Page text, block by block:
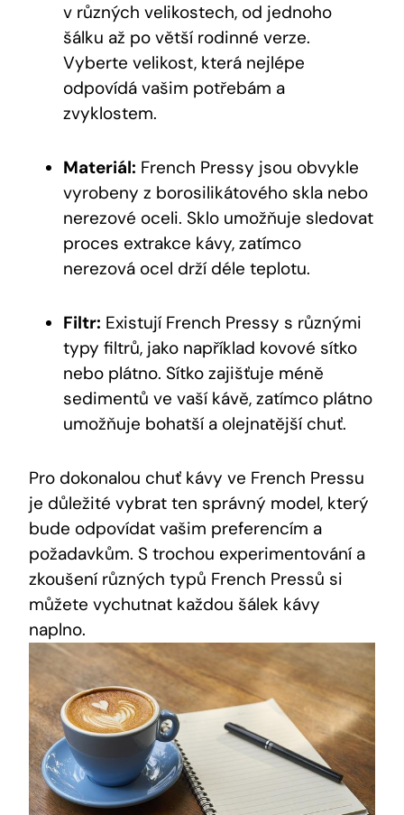
v různých velikostech, od jednoho
šálku až po větší rodinné verze.
Vyberte velikost, která nejlépe
odpovídá vašim potřebám a
zvyklostem.
Materiál: French Pressy jsou obvykle
vyrobeny z borosilikátového skla nebo
nerezové oceli. Sklo umožňuje sledovat
proces extrakce kávy, zatímco
nerezová ocel drží déle teplotu.
Filtr: Existují French Pressy s různými
typy filtrů, jako například kovové sítko
nebo plátno. Sítko zajišťuje méně
sedimentů ve vaší kávě, zatímco plátno
umožňuje bohatší a olejnatější chuť.
Pro dokonalou chuť kávy ve French Pressu
je důležité vybrat ten správný model, který
bude odpovídat vašim preferencím a
požadavkům. S trochou experimentování a
zkoušení různých typů French Pressů si
můžete vychutnat každou šálek kávy
naplno.